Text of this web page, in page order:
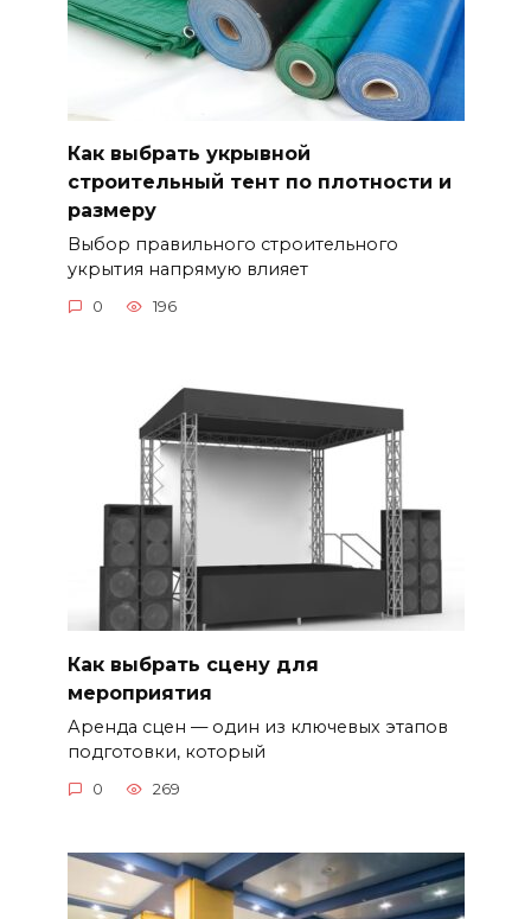
Как выбрать укрывной
строительный тент по плотности и
размеру
Выбор правильного строительного
укрытия напрямую влияет
0 196
Как выбрать сцену для
мероприятия
Аренда сцен — один из ключевых этапов
подготовки, который
0 269